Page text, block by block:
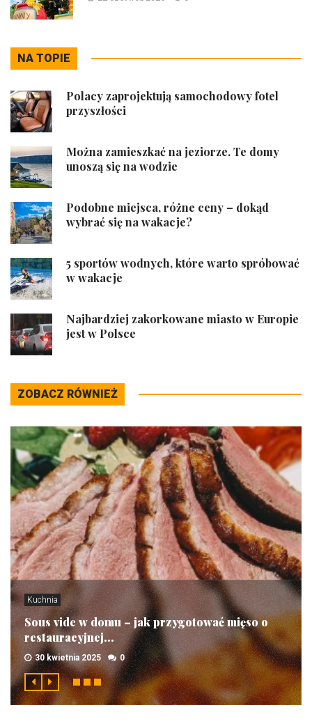
NA TOPIE
Polacy zaprojektują samochodowy fotel
przyszłości
Można zamieszkać na jeziorze. Te domy
unoszą się na wodzie
Podobne miejsca, różne ceny – dokąd
wybrać się na wakacje?
5 sportów wodnych, które warto spróbować
w wakacje
Najbardziej zakorkowane miasto w Europie
jest w Polsce
ZOBACZ RÓWNIEŻ
Kuchnia
Sous vide w domu – jak przygotować mięso o
restauracyjnej...
30 kwietnia 2025 0